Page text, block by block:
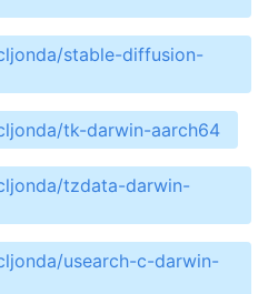
stable-diffusion-
tk-darwin-aarch64
tzdata-darwin-
usearch-c-darwin-